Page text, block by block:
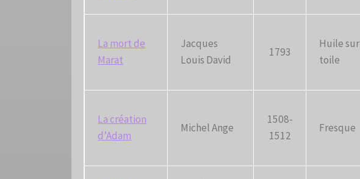
La mort de
Marat
Jacques
Louis David
1793
Huile sur
toile
La création
d’Adam
Michel Ange
1508-
1512
Fresque